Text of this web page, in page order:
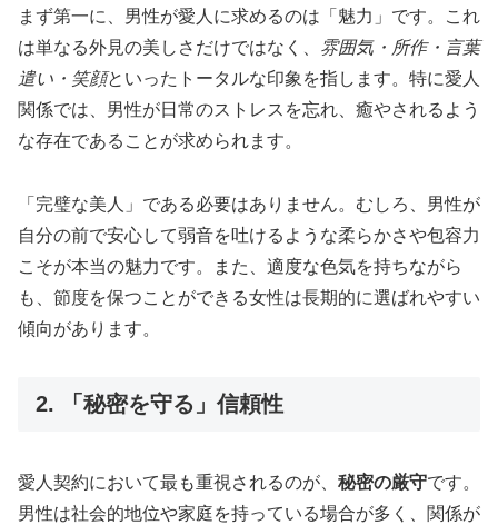
まず第一に、男性が愛人に求めるのは「魅力」です。これ
は単なる外見の美しさだけではなく、 雰囲気・所作・言葉
遣い・笑顔といったトータルな印象を指します。特に愛人
関係では、男性が日常のストレスを忘れ、癒やされるよう
な存在であることが求められます。
「完璧な美人」である必要はありません。むしろ、男性が
自分の前で安心して弱音を吐けるような柔らかさや包容力
こそが本当の魅力です。また、適度な色気を持ちながら
も、節度を保つことができる女性は長期的に選ばれやすい
傾向があります。
2. 「秘密を守る」信頼性
愛人契約において最も重視されるのが、 秘密の厳守です。
男性は社会的地位や家庭を持っている場合が多く、関係が